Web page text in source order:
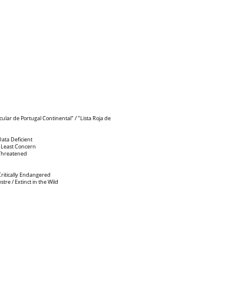
de Portugal Continental" / "Lista Roja de
Deficient
Concern
Endangered
/ Extinct in the Wild